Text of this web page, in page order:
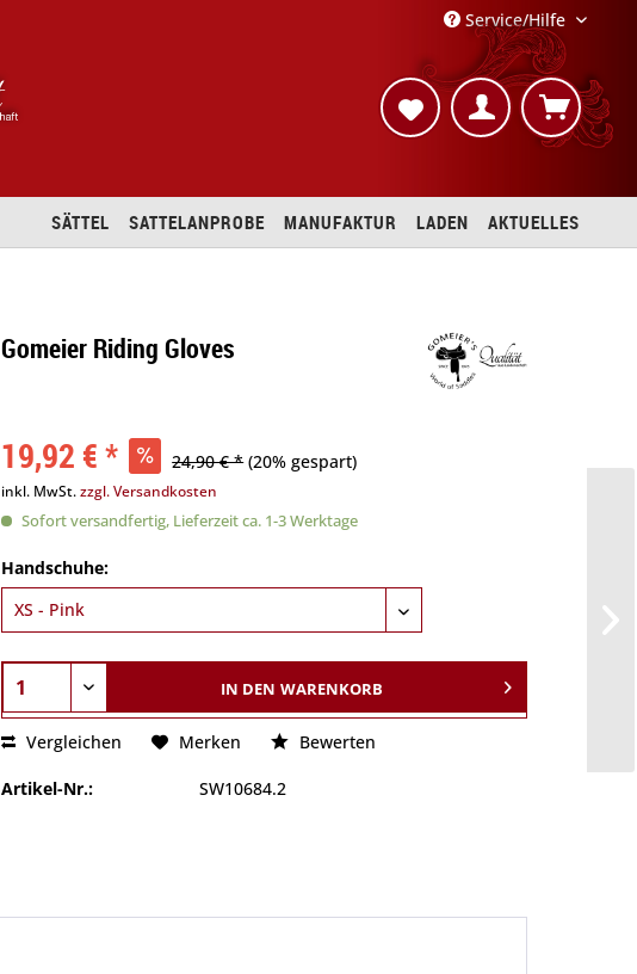
Service/Hilfe
AKTUELLES
LADEN
MANUFAKTUR
SATTELANPROBE
SÄTTEL
Gomeier Riding Gloves
19,92 € * 24,90 € * (20% gespart)
inkl. MwSt.zzgl. Versandkosten
Sofort versandfertig, Lieferzeit ca. 1-3 Werktage
Handschuhe:
IN DEN WARENKORB
Vergleichen Merken Bewerten
Artikel-Nr.: SW10684.2